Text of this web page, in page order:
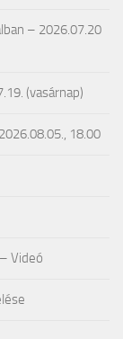
– 2026.07.20
(vasárnap)
18.00
Videó